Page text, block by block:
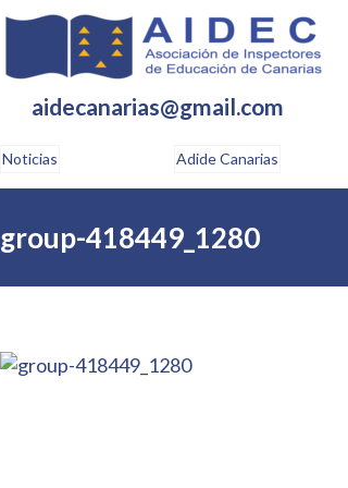
aidecanarias@gmail.com
Noticias Adide Canarias
group-418449_1280